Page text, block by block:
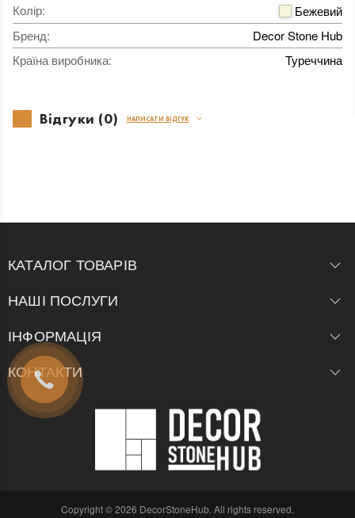
Колір:
Бежевий
Бренд:
Decor Stone Hub
Країна виробника: Туреччина
Відгуки (0) НАПИСАТИ ВІДГУК
КАТАЛОГ ТОВАРІВ
НАШІ ПОСЛУГИ
ІНФОРМАЦІЯ
КОНТАКТИ
Copyright © 2026 DecorStoneHub. All rights reserved.